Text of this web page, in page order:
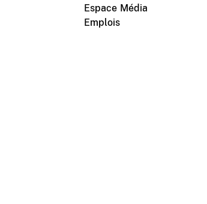
Espace Média
Emplois